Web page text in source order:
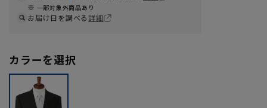
一部対象外商品あり
お届け日を調べる詳細
カラーを選択